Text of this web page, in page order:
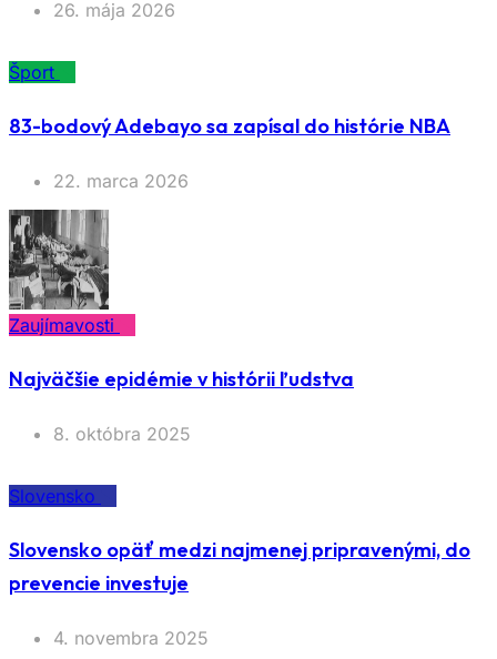
26. mája 2026
Šport
83-bodový Adebayo sa zapísal do histórie NBA
22. marca 2026
Zaujímavosti
Najväčšie epidémie v histórii ľudstva
8. októbra 2025
Slovensko
Slovensko opäť medzi najmenej pripravenými, do
prevencie investuje
4. novembra 2025